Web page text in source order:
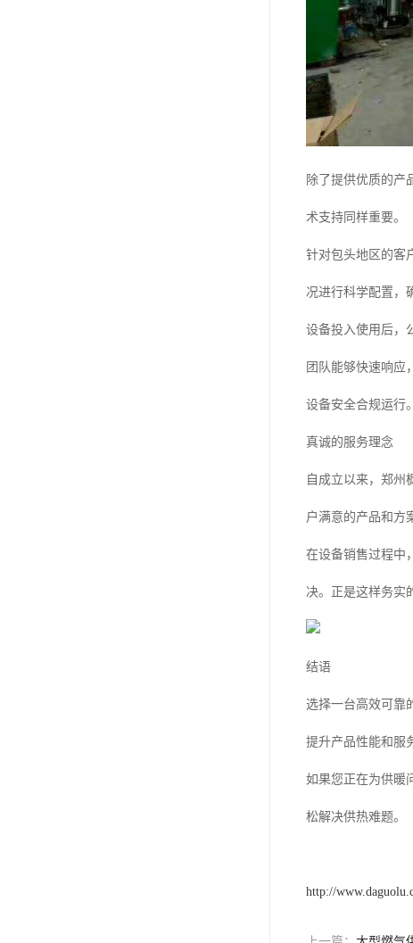
除了提供优质的产
术支持同样重要。
针对包头地区的客
况进行科学配置，
设备投入使用后，
团队能够快速响应
设备安全合规运行。
真诚的服务理念
自成立以来，郑州
户满意的产品和方
在设备销售过程中
决。正是这样务实
结语
选择一台高效可靠
提升产品性能和服
如果您正在为供暖
松解决供热难题。
http://